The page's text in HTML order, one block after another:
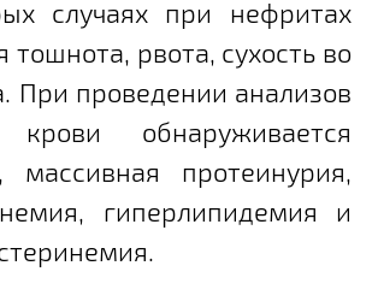
случаях при нефритах
тошнота, рвота, сухость во
При проведении анализов
обнаруживается
массивная протеинурия,
гиперлипидемия и